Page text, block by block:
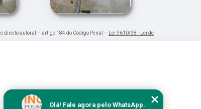
direito autoral – artigo 184 do Código Penal –
Lei 9610/98 - Lei de
Olá! Fale agora pelo WhatsApp.